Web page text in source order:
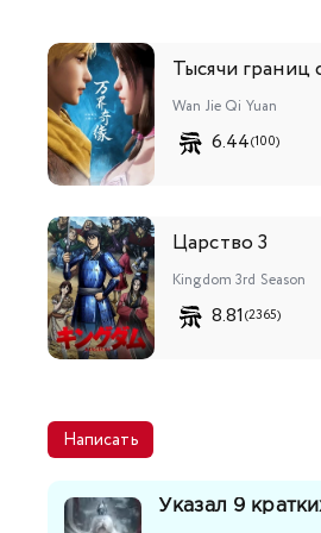
Тысячи границ
Wan Jie Qi Yuan
6.44(100)
Царство 3
Kingdom 3rd Season
8.81(2365)
Написать
Указал 9